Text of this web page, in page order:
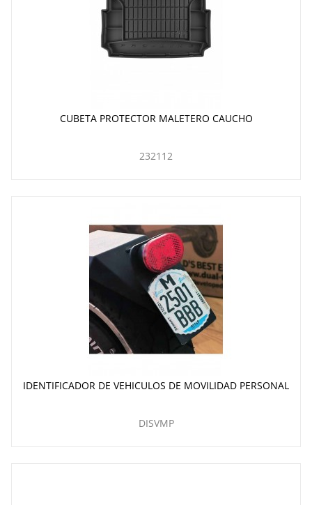
CUBETA PROTECTOR MALETERO CAUCHO
232112
IDENTIFICADOR DE VEHICULOS DE MOVILIDAD PERSONAL
DISVMP